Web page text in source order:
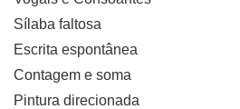
Sílaba faltosa
Escrita espontânea
Contagem e soma
Pintura direcionada